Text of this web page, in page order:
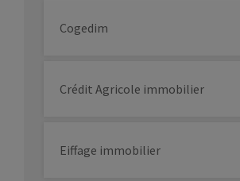
Cogedim
Crédit Agricole immobilier
Eiffage immobilier